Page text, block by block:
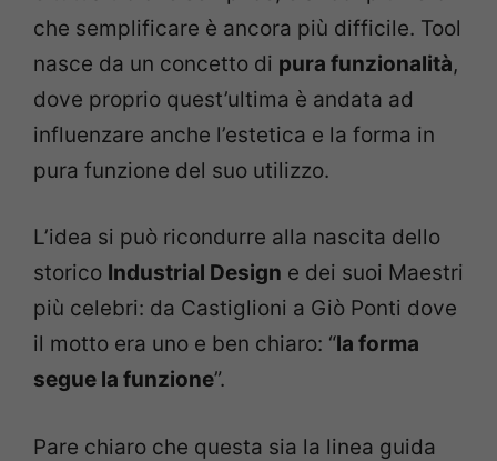
che semplificare è ancora più difficile. Tool
nasce da un concetto di pura funzionalità,
dove proprio quest’ultima è andata ad
influenzare anche l’estetica e la forma in
pura funzione del suo utilizzo.
L’idea si può ricondurre alla nascita dello
storico Industrial Design e dei suoi Maestri
più celebri: da Castiglioni a Giò Ponti dove
il motto era uno e ben chiaro: “la forma
segue la funzione”.
Pare chiaro che questa sia la linea guida